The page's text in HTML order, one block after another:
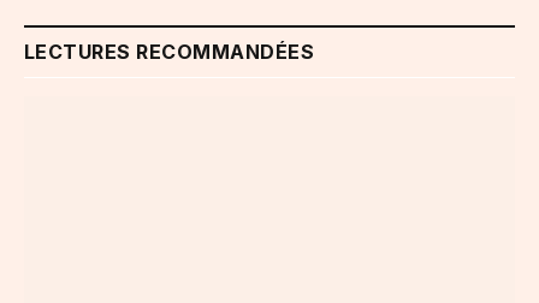
LECTURES RECOMMANDÉES